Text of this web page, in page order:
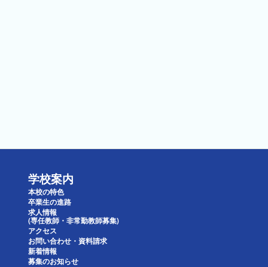
学校案内
本校の特色
卒業生の進路
求人情報
(専任教師・非常勤教師募集)
アクセス
お問い合わせ・資料請求
新着情報
募集のお知らせ